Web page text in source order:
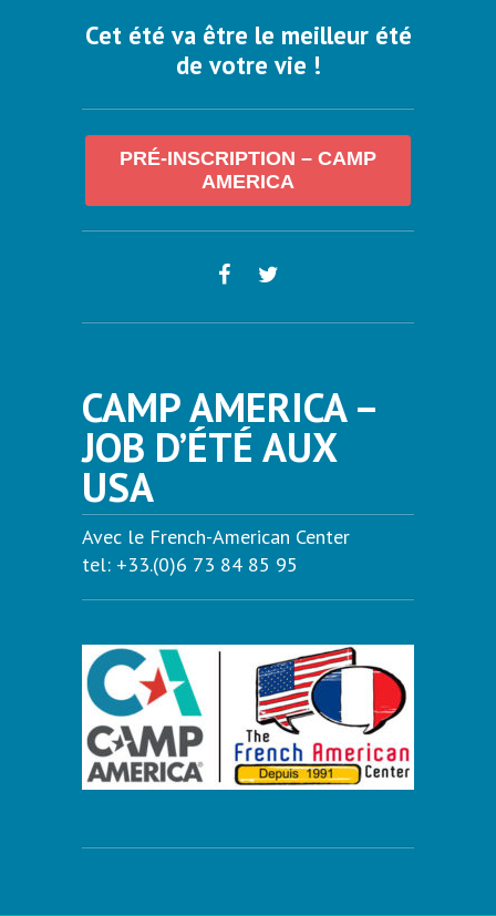
Cet été va être le meilleur été
de votre vie !
PRÉ-INSCRIPTION – CAMP
AMERICA
CAMP AMERICA –
JOB D’ÉTÉ AUX
USA
Avec le French-American Center
tel: +33.(0)6 73 84 85 95